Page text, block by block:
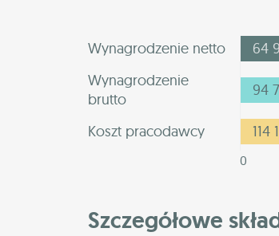
Wynagrodzenie netto 64
Wynagrodzenie
brutto
94
Koszt pracodawcy 114
0
Szczegółowe